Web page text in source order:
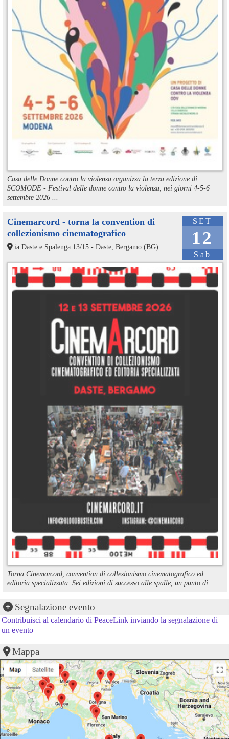
Casa delle Donne contro la violenza organizza la terza edizione di
SCOMODE - Festival delle donne contro la violenza, nei giorni 4-5-6
settembre 2026 ...
SET
12
Sab
Cinemarcord - torna la convention di
collezionismo cinematografico
ia Daste e Spalenga 13/15 - Daste, Bergamo (BG)
Torna Cinemarcord, convention di collezionismo cinematografico ed
editoria specializzata. Sei edizioni di successo alle spalle, un punto di ...
Segnalazione evento
Contribuisci al calendario di PeaceLink inviando la segnalazione di
un evento
Mappa